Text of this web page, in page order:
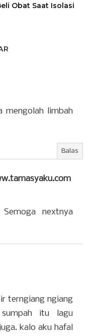
Obat Saat Isolasi
mengolah limbah
Balas
nextnya
terngiang ngiang
itu lagu
kalo aku hafal